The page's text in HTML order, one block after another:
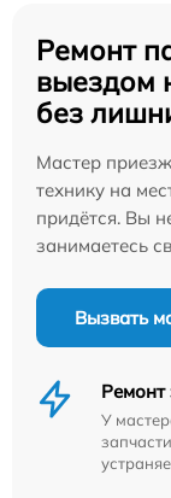
Ремонт
выездом
без
Мастер
технику на
придётся. Вы
занимаетесь
Вызвать
Ремонт
У